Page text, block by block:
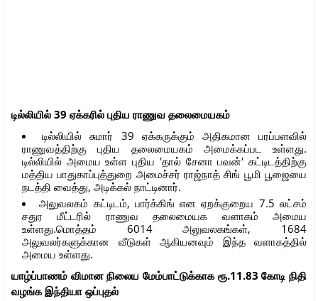
டில்லியில் 39 ஏக்கரில் புதிய ராணுவ தலைமையகம்
டில்லியில் சுமார் 39 ஏக்கருக்கும் அதிகமான பரப்பளவில்
ராணுவத்திற்கு புதிய தலைமையகம் அமைக்கப்பட உள்ளது.
டில்லியில் அமைய உள்ள புதிய 'தால் சேனா பவன்' கட்டிடத்திற்கு
மத்திய பாதுகாப்புத்துறை அமைச்சர் ராஜ்நாத் சிங் பூமி பூஜையை
நடத்தி வைத்து, அடிக்கல் நாட்டினார்.
அலுவலகம் கட்டிடம், பார்க்கிங் என ஏறக்குறைய 7.5 லட்சம்
சதுர மீட்டரில் ராணுவ தலைமையக வளாகம் அமைய
உள்ளது.மொத்தம் 6014 அலுவலகங்கள், 1684
அலுவலர்களுக்கான வீடுகள் ஆகியனவும் இந்த வளாகத்தில்
அமைய உள்ளது.
யாழ்ப்பாணம் விமான நிலைய மேம்பாட்டுக்காக ரூ.11.83 கோடி நிதி
வழங்க இந்தியா ஒப்புதல்